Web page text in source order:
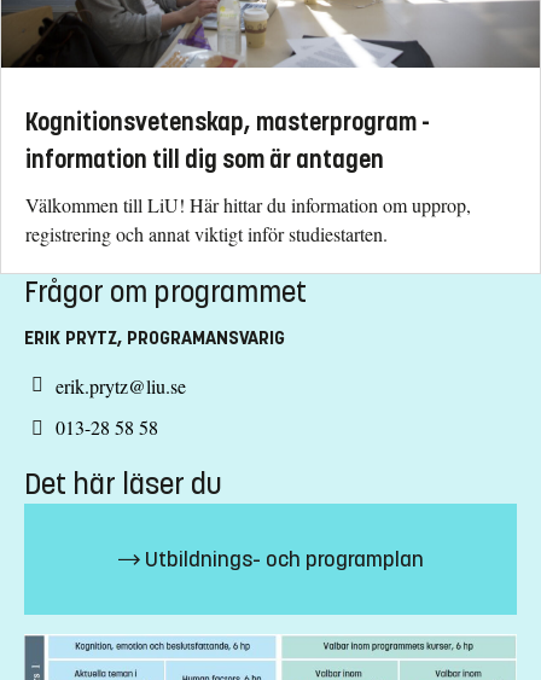
Kognitionsvetenskap, masterprogram -
information till dig som är antagen
Välkommen till LiU! Här hittar du information om upprop,
registrering och annat viktigt inför studiestarten.
Frågor om programmet
ERIK PRYTZ, PROGRAMANSVARIG
erik.prytz@liu.se
013-28 58 58
Det här läser du
Utbildnings- och programplan